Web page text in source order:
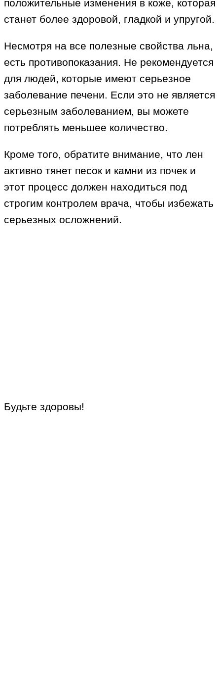
положительные изменения в коже, которая
станет более здоровой, гладкой и упругой.
Несмотря на все полезные свойства льна,
есть противопоказания. Не рекомендуется
для людей, которые имеют серьезное
заболевание печени. Если это не является
серьезным заболеванием, вы можете
потреблять меньшее количество.
Кроме того, обратите внимание, что лен
активно тянет песок и камни из почек и
этот процесс должен находиться под
строгим контролем врача, чтобы избежать
серьезных осложнений.
Будьте здоровы!